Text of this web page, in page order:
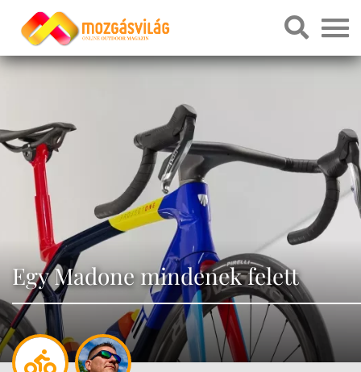
Egy Madone mindenek felett